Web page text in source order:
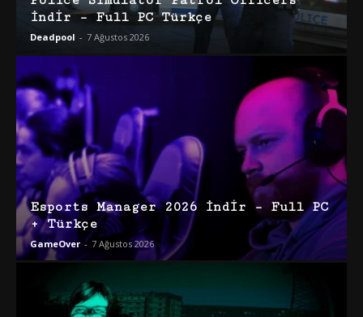
İndir – Full PC Türkçe
Deadpool - 7 Ağustos 2026
Esports Manager 2026 İndir – Full PC
+ Türkçe
GameOver - 7 Ağustos 2026